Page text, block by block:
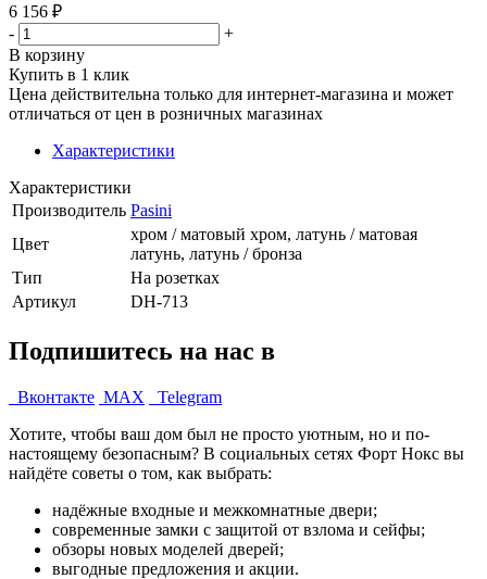
6 156 ₽
-
+
В корзину
Купить в 1 клик
Цена действительна только для интернет-магазина и может
отличаться от цен в розничных магазинах
Характеристики
Характеристики
Производитель Pasini
Цвет
хром / матовый хром, латунь / матовая
латунь, латунь / бронза
Тип
На розетках
Артикул
DH-713
Подпишитесь на нас в
Вконтакте MAX
Telegram
Хотите, чтобы ваш дом был не просто уютным, но и по-
настоящему безопасным? В социальных сетях Форт Нокс вы
найдёте советы о том, как выбрать:
надёжные входные и межкомнатные двери;
современные замки с защитой от взлома и сейфы;
обзоры новых моделей дверей;
выгодные предложения и акции.